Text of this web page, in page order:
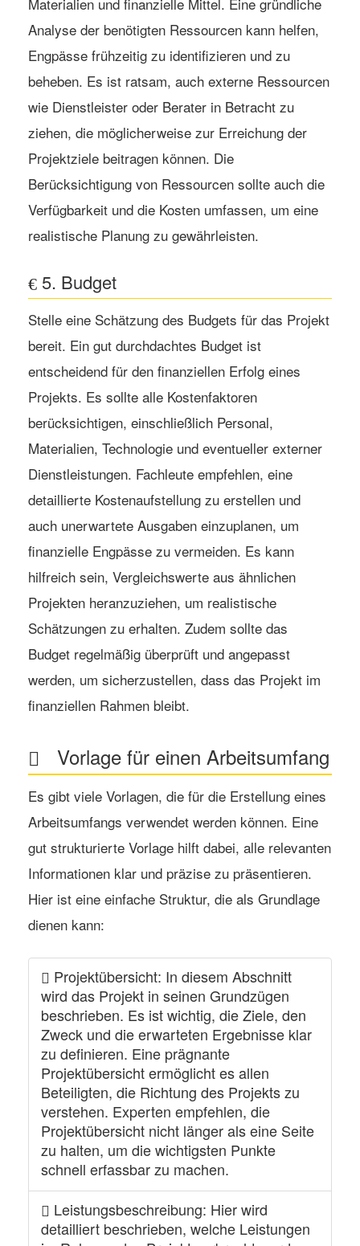
Analyse der benötigten Ressourcen kann helfen,
Engpässe frühzeitig zu identifizieren und zu
beheben. Es ist ratsam, auch externe Ressourcen
wie Dienstleister oder Berater in Betracht zu
ziehen, die möglicherweise zur Erreichung der
Projektziele beitragen können. Die
Berücksichtigung von Ressourcen sollte auch die
Verfügbarkeit und die Kosten umfassen, um eine
realistische Planung zu gewährleisten.
5. Budget
Stelle eine Schätzung des Budgets für das Projekt
bereit. Ein gut durchdachtes Budget ist
entscheidend für den finanziellen Erfolg eines
Projekts. Es sollte alle Kostenfaktoren
berücksichtigen, einschließlich Personal,
Materialien, Technologie und eventueller externer
Dienstleistungen. Fachleute empfehlen, eine
detaillierte Kostenaufstellung zu erstellen und
auch unerwartete Ausgaben einzuplanen, um
finanzielle Engpässe zu vermeiden. Es kann
hilfreich sein, Vergleichswerte aus ähnlichen
Projekten heranzuziehen, um realistische
Schätzungen zu erhalten. Zudem sollte das
Budget regelmäßig überprüft und angepasst
werden, um sicherzustellen, dass das Projekt im
finanziellen Rahmen bleibt.
Vorlage für einen Arbeitsumfang
Es gibt viele Vorlagen, die für die Erstellung eines
Arbeitsumfangs verwendet werden können. Eine
gut strukturierte Vorlage hilft dabei, alle relevanten
Informationen klar und präzise zu präsentieren.
Hier ist eine einfache Struktur, die als Grundlage
dienen kann:
Projektübersicht: In diesem Abschnitt
wird das Projekt in seinen Grundzügen
beschrieben. Es ist wichtig, die Ziele, den
Zweck und die erwarteten Ergebnisse klar
zu definieren. Eine prägnante
Projektübersicht ermöglicht es allen
Beteiligten, die Richtung des Projekts zu
verstehen. Experten empfehlen, die
Projektübersicht nicht länger als eine Seite
zu halten, um die wichtigsten Punkte
schnell erfassbar zu machen.
Leistungsbeschreibung: Hier wird
detailliert beschrieben, welche Leistungen